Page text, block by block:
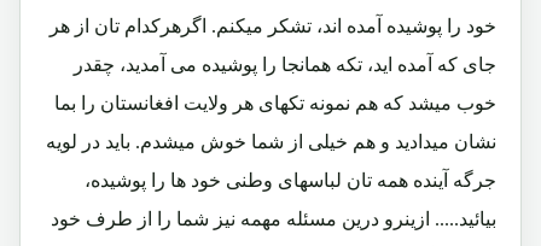
خود را پوشیده آمده اند، تشکر میکنم. اگرهرکدام تان از هر
جای که آمده اید، تکه همانجا را پوشیده می آمدید، چقدر
خوب میشد که هم نمونه تکهای هر ولایت افغانستان را بما
نشان میدادید و هم خیلی از شما خوش میشدم. باید در لویه
جرگه آینده همه تان لباسهای وطنی خود ها را پوشیده،
بیائید..... ازینرو درین مسئله مهمه نیز شما را از طرف خود